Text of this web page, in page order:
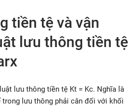
tiền tệ và vận
lưu thông tiền tệ
lưu thông tiền tệ Kt = Kc. Nghĩa là
lưu thông phải cân đối với khối